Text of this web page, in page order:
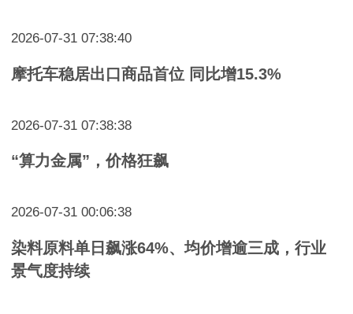
2026-07-31 07:38:40
摩托车稳居出口商品首位 同比增15.3%
2026-07-31 07:38:38
“算力金属”，价格狂飙
2026-07-31 00:06:38
染料原料单日飙涨64%、均价增逾三成，行业
景气度持续